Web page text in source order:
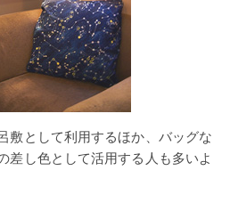
敷として利用するほか、バッグな
差し色として活用する人も多いよ